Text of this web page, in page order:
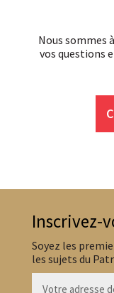
Nous sommes
vos questions
Inscrivez-
Soyez les
les sujets du